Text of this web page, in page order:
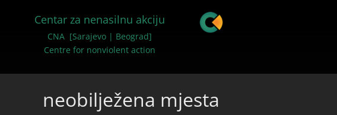
Centar za nenasilnu akciju
CNA [Sarajevo | Beograd]
Centre for nonviolent action
neobilježena mjesta